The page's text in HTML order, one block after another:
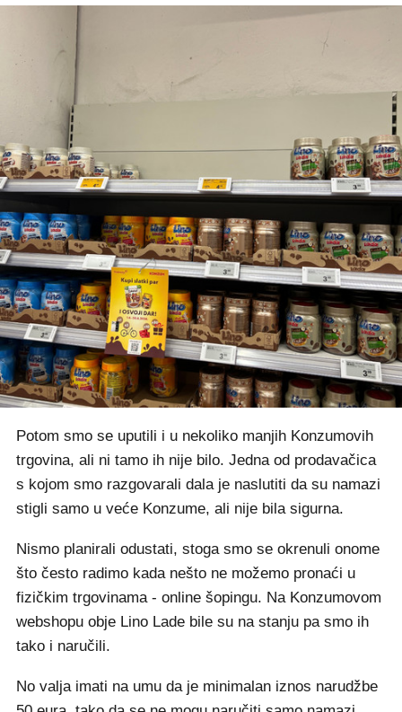
Potom smo se uputili i u nekoliko manjih Konzumovih
trgovina, ali ni tamo ih nije bilo. Jedna od prodavačica
s kojom smo razgovarali dala je naslutiti da su namazi
stigli samo u veće Konzume, ali nije bila sigurna.
Nismo planirali odustati, stoga smo se okrenuli onome
što često radimo kada nešto ne možemo pronaći u
fizičkim trgovinama - online šopingu. Na Konzumovom
webshopu obje Lino Lade bile su na stanju pa smo ih
tako i naručili.
No valja imati na umu da je minimalan iznos narudžbe